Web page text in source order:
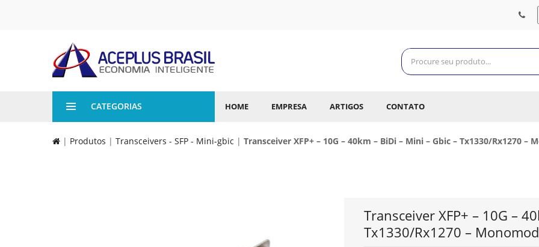
CATEGORIAS HOME EMPRESA ARTIGOS CONTATO
| Produtos | Transceivers - SFP - Mini-gbic | Transceiver XFP+ – 10G – 40km – BiDi – Mini – Gbic – Tx1330/Rx1270 –
Transceiver XFP+ – 10G –
Tx1330/Rx1270 –